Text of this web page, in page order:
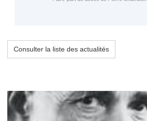
Consulter la liste des actualités